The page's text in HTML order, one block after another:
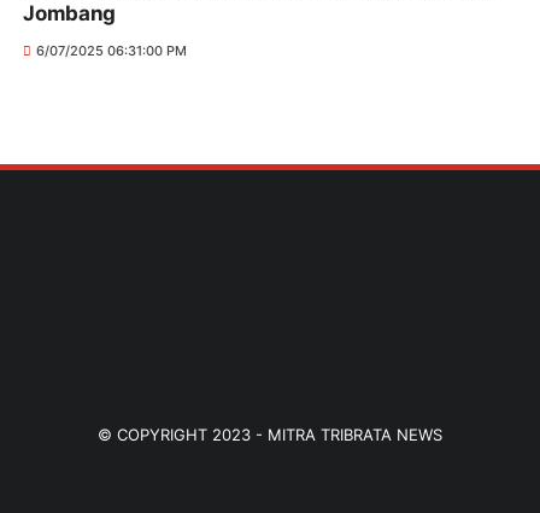
Jombang
6/07/2025 06:31:00 PM
© COPYRIGHT 2023 - MITRA TRIBRATA NEWS